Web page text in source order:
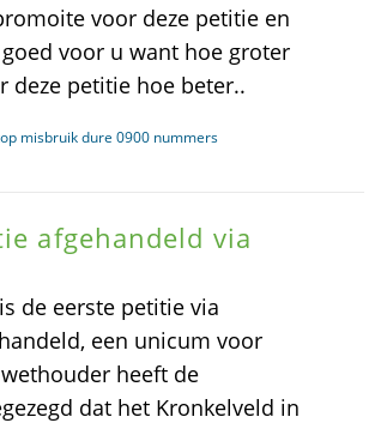
voor deze petitie en
voor u want hoe groter
deze petitie hoe beter..
misbruik dure 0900 nummers
afgehandeld via
de eerste petitie via
een unicum voor
heeft de
dat het Kronkelveld in